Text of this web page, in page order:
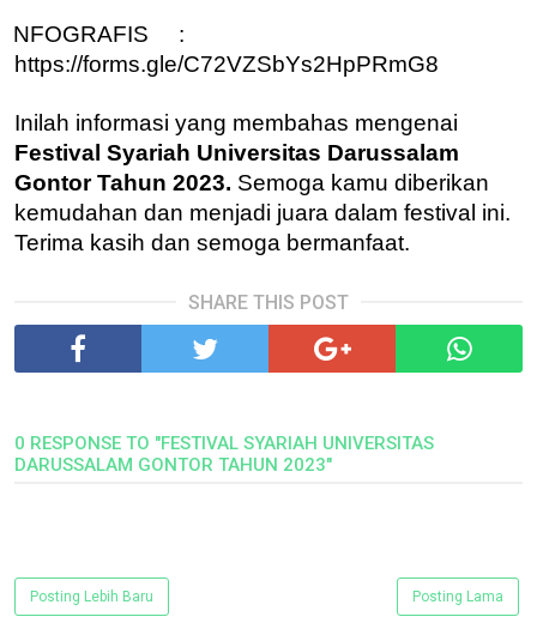
INFOGRAFIS :
https://forms.gle/C72VZSbYs2HpPRmG8
Inilah informasi yang membahas mengenai
Festival Syariah Universitas Darussalam
Gontor Tahun 2023. Semoga kamu diberikan
kemudahan dan menjadi juara dalam festival ini.
Terima kasih dan semoga bermanfaat.
SHARE THIS POST
0 RESPONSE TO "FESTIVAL SYARIAH UNIVERSITAS
DARUSSALAM GONTOR TAHUN 2023"
Posting Lebih Baru Posting Lama